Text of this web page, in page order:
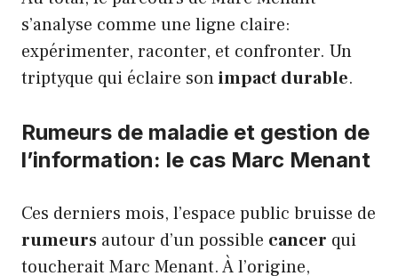
s’analyse comme une ligne claire:
expérimenter, raconter, et confronter. Un
triptyque qui éclaire sonimpact durable.
Rumeurs de maladie et gestion de
l’information: le cas Marc Menant
Ces derniers mois, l’espace public bruisse de
rumeurs autour d’un possible cancer qui
toucherait Marc Menant. À l’origine,